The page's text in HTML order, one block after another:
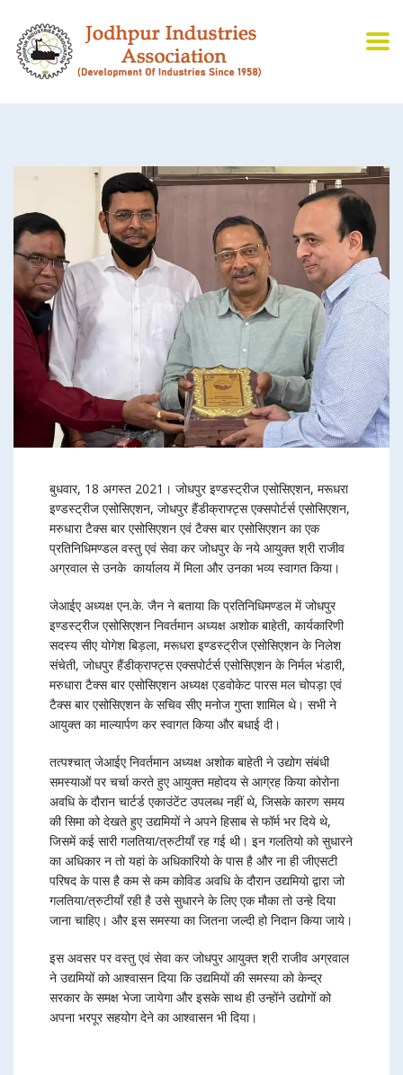
बुधवार, 18 अगस्त 2021। जोधपुर इण्डस्ट्रीज एसोसिएशन, मरूधरा
इण्डस्ट्रीज एसोसिएशन, जोधपुर हैंडीक्राफ्ट्स एक्सपोर्टर्स एसोसिएशन,
मरुधारा टैक्स बार एसोसिएशन एवं टैक्स बार एसोसिएशन का एक
प्रतिनिधिमण्डल वस्तु एवं सेवा कर जोधपुर के नये आयुक्त श्री राजीव
अग्रवाल से उनके कार्यालय में मिला और उनका भव्य स्वागत किया।
जेआईए अध्यक्ष एन.के. जैन ने बताया कि प्रतिनिधिमण्डल में जोधपुर
इण्डस्ट्रीज एसोसिएशन निवर्तमान अध्यक्ष अशोक बाहेती, कार्यकारिणी
सदस्य सीए योगेश बिड़ला, मरूधरा इण्डस्ट्रीज एसोसिएशन के निलेश
संचेती, जोधपुर हैंडीक्राफ्ट्स एक्सपोर्टर्स एसोसिएशन के निर्मल भंडारी,
मरुधारा टैक्स बार एसोसिएशन अध्यक्ष एडवोकेट पारस मल चोपड़ा एवं
टैक्स बार एसोसिएशन के सचिव सीए मनोज गुप्ता शामिल थे। सभी ने
आयुक्त का माल्यार्पण कर स्वागत किया और बधाई दी।
तत्पश्चात् जेआईए निवर्तमान अध्यक्ष अशोक बाहेती ने उद्योग संबंधी
समस्याओं पर चर्चा करते हुए आयुक्त महोदय से आग्रह किया कोरोना
अवधि के दौरान चार्टर्ड एकाउंटेंट उपलब्ध नहीं थे, जिसके कारण समय
की सिमा को देखते हुए उद्यमियों ने अपने हिसाब से फॉर्म भर दिये थे,
जिसमें कई सारी गलतिया/त्रुटीयाँ रह गई थी। इन गलतियो को सुधारने
का अधिकार न तो यहां के अधिकारियो के पास है और ना ही जीएसटी
परिषद के पास है कम से कम कोविड अवधि के दौरान उद्यमियो द्वारा जो
गलतिया/त्रुटीयाँ रही है उसे सुधारने के लिए एक मौका तो उन्हे दिया
जाना चाहिए। और इस समस्या का जितना जल्दी हो निदान किया जाये।
इस अवसर पर वस्तु एवं सेवा कर जोधपुर आयुक्त श्री राजीव अग्रवाल
ने उद्यमियों को आश्वासन दिया कि उद्यमियों की समस्या को केन्द्र
सरकार के समक्ष भेजा जायेगा और इसके साथ ही उन्होंने उद्योगों को
अपना भरपूर सहयोग देने का आश्वासन भी दिया।